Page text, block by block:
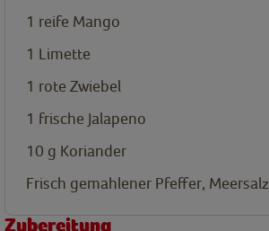
1 reife Mango
1 Limette
1 rote Zwiebel
1 frische Jalapeno
10 g Koriander
Frisch gemahlener Pfeffer, Meersalz
Zubereitung